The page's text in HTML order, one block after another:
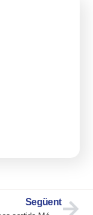
Següent